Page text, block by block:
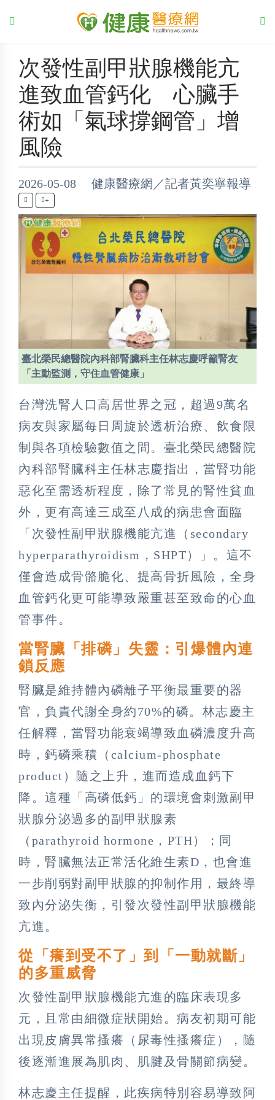
次發性副甲狀腺機能亢
進致血管鈣化 心臟手
術如「氣球撐鋼管」增
風險
2026-05-08 健康醫療網／記者黃奕寧報導
+
臺北榮民總醫院內科部腎臟科主任林志慶呼籲腎友
「主動監測，守住血管健康」
台灣洗腎人口高居世界之冠，超過9萬名
病友與家屬每日周旋於透析治療、飲食限
制與各項檢驗數值之間。臺北榮民總醫院
內科部腎臟科主任林志慶指出，當腎功能
惡化至需透析程度，除了常見的腎性貧血
外，更有高達三成至八成的病患會面臨
「次發性副甲狀腺機能亢進（secondary
hyperparathyroidism，SHPT）」。這不
僅會造成骨骼脆化、提高骨折風險，全身
血管鈣化更可能導致嚴重甚至致命的心血
管事件。
當腎臟「排磷」失靈：引爆體內連
鎖反應
腎臟是維持體內磷離子平衡最重要的器
官，負責代謝全身約70%的磷。林志慶主
任解釋，當腎功能衰竭導致血磷濃度升高
時，鈣磷乘積（calcium-phosphate
product）隨之上升，進而造成血鈣下
降。這種「高磷低鈣」的環境會刺激副甲
狀腺分泌過多的副甲狀腺素
（parathyroid hormone，PTH）；同
時，腎臟無法正常活化維生素D，也會進
一步削弱對副甲狀腺的抑制作用，最終導
致內分泌失衡，引發次發性副甲狀腺機能
亢進。
從「癢到受不了」到「一動就斷」
的多重威脅
次發性副甲狀腺機能亢進的臨床表現多
元，且常由細微症狀開始。病友初期可能
出現皮膚異常搔癢（尿毒性搔癢症），隨
後逐漸進展為肌肉、肌腱及骨關節病變。
林志慶主任提醒，此疾病特別容易導致阿